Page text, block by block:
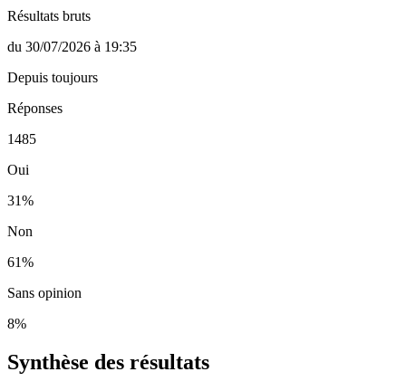
Résultats bruts
du 30/07/2026 à 19:35
Depuis toujours
Réponses
1485
Oui
31%
Non
61%
Sans opinion
8%
Synthèse des résultats